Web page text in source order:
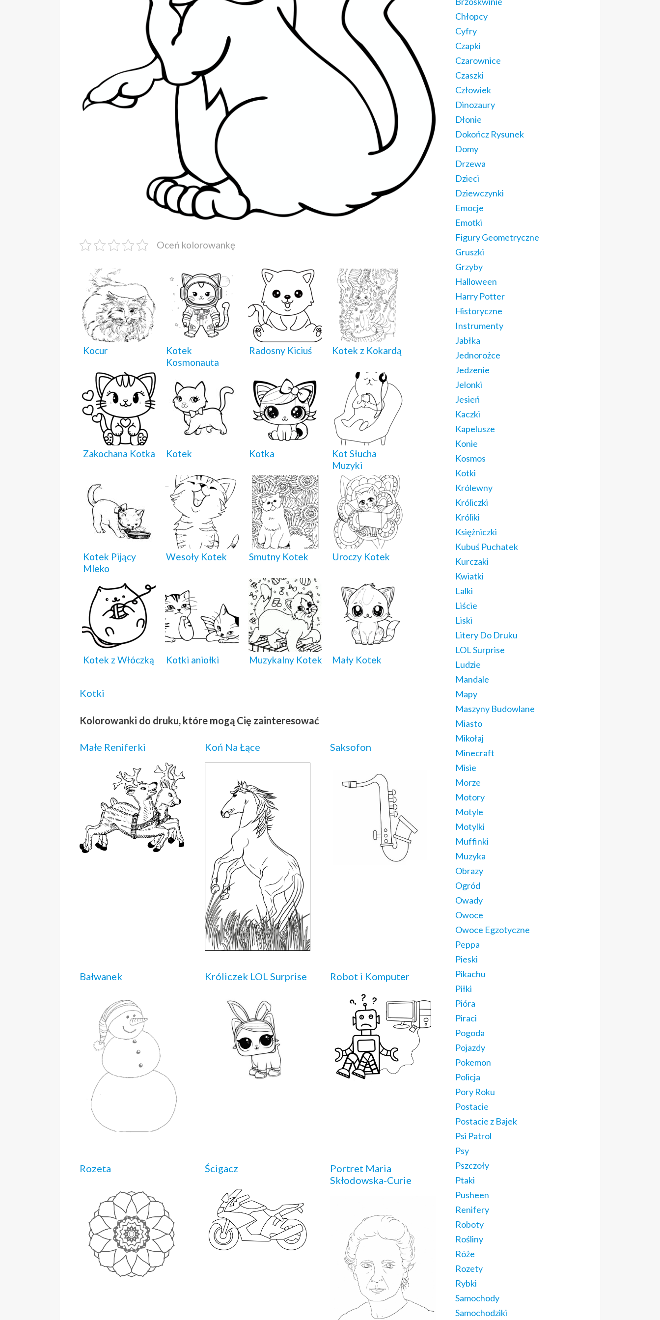
Oceń kolorowankę
Kocur
Kotek
Kosmonauta
Radosny Kiciuś Kotek z Kokardą
Zakochana Kotka Kotek Kotka
Kot Słucha
Muzyki
Kotek Pijący
Mleko
Wesoły Kotek Smutny Kotek Uroczy Kotek
Kotek z Włóczką Kotki aniołki Muzykalny Kotek Mały Kotek
Kotki
Kolorowanki do druku, które mogą Cię zainteresować
Małe Reniferki Koń Na Łące Saksofon
Bałwanek Króliczek LOL Surprise Robot i Komputer
Rozeta Ścigacz
Portret Maria
Skłodowska-Curie
Chłopcy
Cyfry
Czapki
Czarownice
Czaszki
Człowiek
Dinozaury
Dłonie
Dokończ Rysunek
Domy
Drzewa
Dzieci
Dziewczynki
Emocje
Emotki
Figury Geometryczne
Gruszki
Grzyby
Halloween
Harry Potter
Historyczne
Instrumenty
Jabłka
Jednorożce
Jedzenie
Jelonki
Jesień
Kaczki
Kapelusze
Konie
Kosmos
Kotki
Królewny
Króliczki
Króliki
Księżniczki
Kubuś Puchatek
Kurczaki
Kwiatki
Lalki
Liście
Liski
Litery Do Druku
LOL Surprise
Ludzie
Mandale
Mapy
Maszyny Budowlane
Miasto
Mikołaj
Minecraft
Misie
Morze
Motory
Motyle
Motylki
Muffinki
Muzyka
Obrazy
Ogród
Owady
Owoce
Owoce Egzotyczne
Peppa
Pieski
Pikachu
Piłki
Pióra
Piraci
Pogoda
Pojazdy
Pokemon
Policja
Pory Roku
Postacie
Postacie z Bajek
Psi Patrol
Psy
Pszczoły
Ptaki
Pusheen
Renifery
Roboty
Rośliny
Róże
Rozety
Rybki
Samochody
Samochodziki